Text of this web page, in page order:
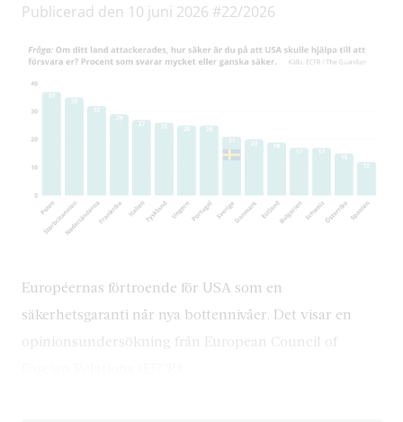
Publicerad den 10 juni 2026 #22/2026
Européernas förtroende för USA som en
säkerhetsgaranti når nya bottennivåer. Det visar en
opinionsundersökning från European Council of